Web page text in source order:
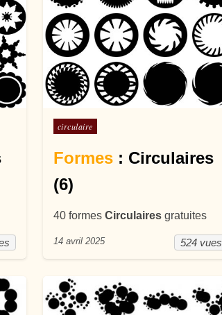
Posté dans
circulaire
Formes: Circulaires
(6)
40 formes Circulairesgratuites
524 vues
14 avril 2025